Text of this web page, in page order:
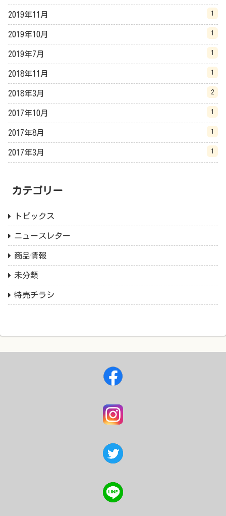
2019年11月 1
2019年10月 1
2019年7月 1
2018年11月 1
2018年3月 2
2017年10月 1
2017年8月 1
2017年3月 1
カテゴリー
トピックス
ニュースレター
商品情報
未分類
特売チラシ